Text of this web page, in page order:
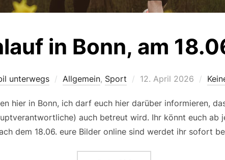
in Bonn, am
unterwegs Allgemein, Sport
Veröffentlicht
12. April 2026
hier in Bonn, ich darf euch hier darüber informieren,
auch betreut wird. Ihr könnt euch ab
dem 18.06. eure Bilder online sind werdet ihr sofort